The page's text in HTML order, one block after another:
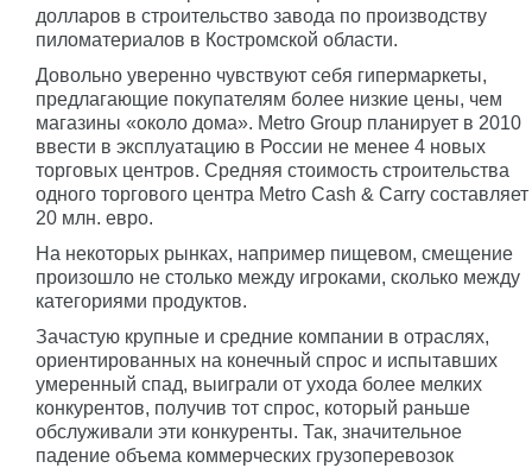
долларов в строительство завода по производству
пиломатериалов в Костромской области.
Довольно уверенно чувствуют себя гипермаркеты,
предлагающие покупателям более низкие цены, чем
магазины «около дома». Metro Group планирует в 2010
ввести в эксплуатацию в России не менее 4 новых
торговых центров. Средняя стоимость строительства
одного торгового центра Metro Cash & Carry составляет
20 млн. евро.
На некоторых рынках, например пищевом, смещение
произошло не столько между игроками, сколько между
категориями продуктов.
Зачастую крупные и средние компании в отраслях,
ориентированных на конечный спрос и испытавших
умеренный спад, выиграли от ухода более мелких
конкурентов, получив тот спрос, который раньше
обслуживали эти конкуренты. Так, значительное
падение объема коммерческих грузоперевозок